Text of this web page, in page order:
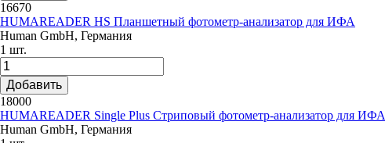
16670
HUMAREADER HS Планшетный фотометр-анализатор для ИФА
Human GmbH, Германия
1 шт.
Добавить
18000
HUMAREADER Single Plus Стриповый фотометр-анализатор для ИФА
Human GmbH, Германия